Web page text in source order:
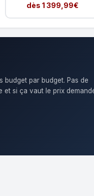
dès 1 399,99€
budget par budget. Pas de
et si ça vaut le prix